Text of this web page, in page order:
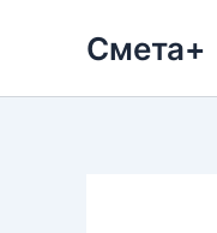
Смета+